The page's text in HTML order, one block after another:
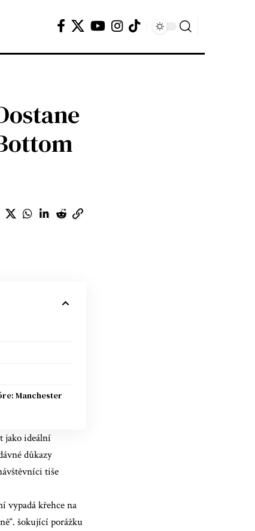
Manchester
jako ideální
důkazy
tiše
vypadá křehce na
šokující porážku